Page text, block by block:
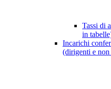
Tassi di
in
Incarichi
(dirigenti e